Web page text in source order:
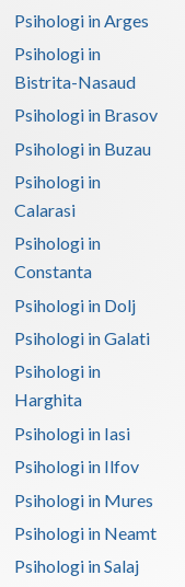
Psihologi in Arges
Psihologi in
Bistrita-Nasaud
Psihologi in Brasov
Psihologi in Buzau
Psihologi in
Calarasi
Psihologi in
Constanta
Psihologi in Dolj
Psihologi in Galati
Psihologi in
Harghita
Psihologi in Iasi
Psihologi in Ilfov
Psihologi in Mures
Psihologi in Neamt
Psihologi in Salaj